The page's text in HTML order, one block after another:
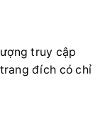
truy cập
đích có chỉ